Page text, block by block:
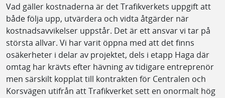
Vad gäller kostnaderna är det Trafikverkets uppgift att
både följa upp, utvärdera och vidta åtgärder när
kostnadsavvikelser uppstår. Det är ett ansvar vi tar på
största allvar. Vi har varit öppna med att det finns
osäkerheter i delar av projektet, dels i etapp Haga där
omtag har krävts efter hävning av tidigare entreprenör
men särskilt kopplat till kontrakten för Centralen och
Korsvägen utifrån att Trafikverket sett en onormalt hög